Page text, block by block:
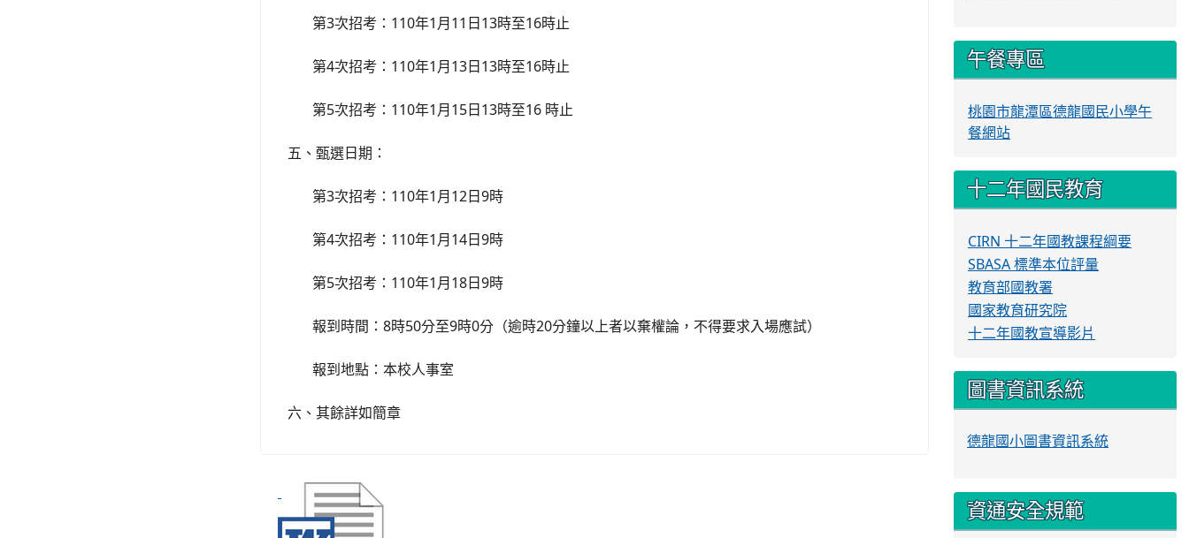
第3次招考： 110年1 月 11 日 13時至16時止
第4次招考： 110年1 月 13 日 13時至16時止
第5次招考： 110年1 月 15 日 13時至16 時止
五、甄選日期：
第3次招考： 110年1 月 12 日9時
第4次招考： 110年1 月 14 日9時
第5次招考： 110年1 月 18 日9時
報到時間：8時50分至9時0分（逾時20分鐘以上者以棄權論，不得要求入場應試）
報到地點：本校人事室
六、其餘詳如簡章
午餐專區
桃園市龍潭區德龍國民小學午
餐網站
十二年國民教育
CIRN 十二年國教課程綱要
SBASA 標準本位評量
教育部國教署
國家教育研究院
十二年國教宣導影片
圖書資訊系統
德龍國小圖書資訊系統
資通安全規範